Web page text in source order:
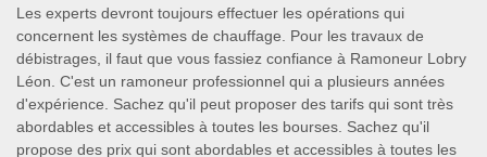
Les experts devront toujours effectuer les opérations qui
concernent les systèmes de chauffage. Pour les travaux de
débistrages, il faut que vous fassiez confiance à Ramoneur Lobry
Léon. C'est un ramoneur professionnel qui a plusieurs années
d'expérience. Sachez qu'il peut proposer des tarifs qui sont très
abordables et accessibles à toutes les bourses. Sachez qu'il
propose des prix qui sont abordables et accessibles à toutes les